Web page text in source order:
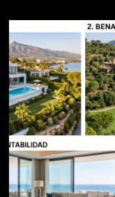
29 DE JULIO DE 2026
El Triángulo de Oro y
precios, rentabilidad